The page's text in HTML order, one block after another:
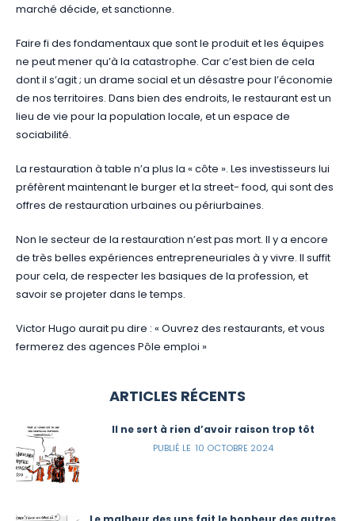
marché décide, et sanctionne.
Faire fi des fondamentaux que sont le produit et les équipes
ne peut mener qu’à la catastrophe. Car c’est bien de cela
dont il s’agit ; un drame social et un désastre pour l’économie
de nos territoires. Dans bien des endroits, le restaurant est un
lieu de vie pour la population locale, et un espace de
sociabilité.
La restauration à table n’a plus la « côte ». Les investisseurs lui
préfèrent maintenant le burger et la street- food, qui sont des
offres de restauration urbaines ou périurbaines.
Non le secteur de la restauration n’est pas mort. Il y a encore
de très belles expériences entrepreneuriales à y vivre. Il suffit
pour cela, de respecter les basiques de la profession, et
savoir se projeter dans le temps.
Victor Hugo aurait pu dire : « Ouvrez des restaurants, et vous
fermerez des agences Pôle emploi »
ARTICLES RÉCENTS
Il ne sert à rien d’avoir raison trop tôt
10 OCTOBRE 2024